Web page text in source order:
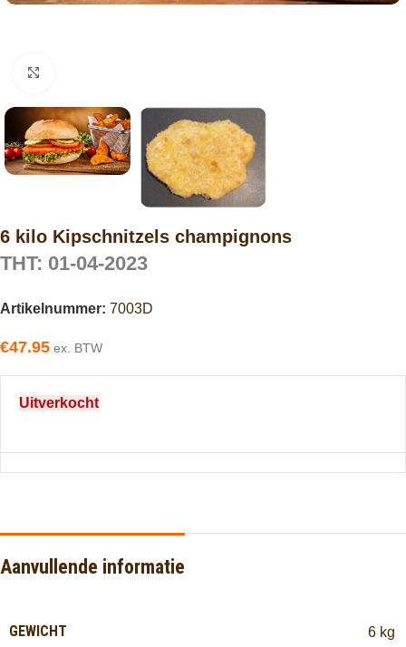
6 kilo Kipschnitzels champignons
THT: 01-04-2023
Artikelnummer: 7003D
€47.95 ex. BTW
Uitverkocht
Aanvullende informatie
GEWICHT 6 kg